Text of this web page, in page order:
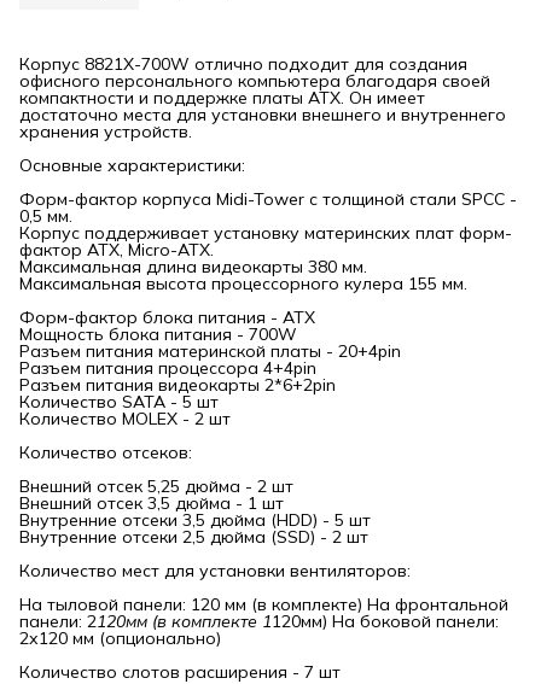
Корпус 8821X-700W отлично подходит для создания
офисного персонального компьютера благодаря своей
компактности и поддержке платы ATX. Он имеет
достаточно места для установки внешнего и внутреннего
хранения устройств.
Основные характеристики:
Форм-фактор корпуса Midi-Tower с толщиной стали SPCC -
0,5 мм.
Корпус поддерживает установку материнских плат форм-
фактор ATX, Micro-ATX.
Максимальная длина видеокарты 380 мм.
Максимальная высота процессорного кулера 155 мм.
Форм-фактор блока питания - АТХ
Мощность блока питания - 700W
Разъем питания материнской платы - 20+4pin
Разъем питания процессора 4+4pin
Разъем питания видеокарты 2*6+2pin
Количество SATA - 5 шт
Количество MOLEX - 2 шт
Количество отсеков:
Внешний отсек 5,25 дюйма - 2 шт
Внешний отсек 3,5 дюйма - 1 шт
Внутренние отсеки 3,5 дюйма (HDD) - 5 шт
Внутренние отсеки 2,5 дюйма (SSD) - 2 шт
Количество мест для установки вентиляторов:
На тыловой панели: 120 мм (в комплекте) На фронтальной
панели: 2120мм (в комплекте 1120мм) На боковой панели:
2х120 мм (опционально)
Количество слотов расширения - 7 шт